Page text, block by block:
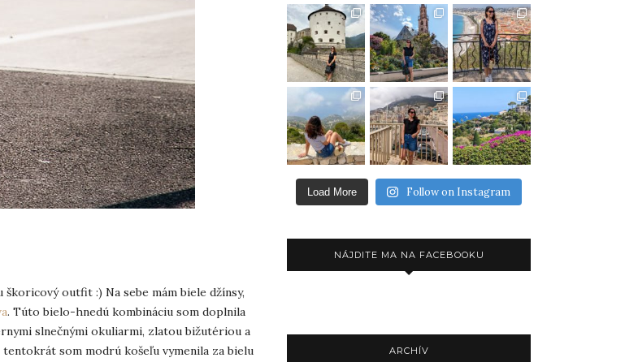
outfit :) Na sebe mám biele džínsy,
. Túto bielo-hnedú kombináciu som doplnila
slnečnými okuliarmi, zlatou bižutériou a
tentokrát som modrú košeľu vymenila za bielu
Load More Follow on Instagram
NÁJDITE MA NA FACEBOOKU
ARCHÍV